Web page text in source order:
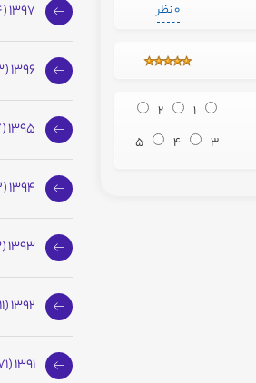
0 نظر
1
2
3
4
5
1397 (74)
1396 (53)
1395 (127)
1394 (72)
1393 (63)
1392 (211)
1391 (271)